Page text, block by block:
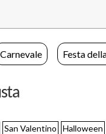
Carnevale Festa
San Valentino Halloween